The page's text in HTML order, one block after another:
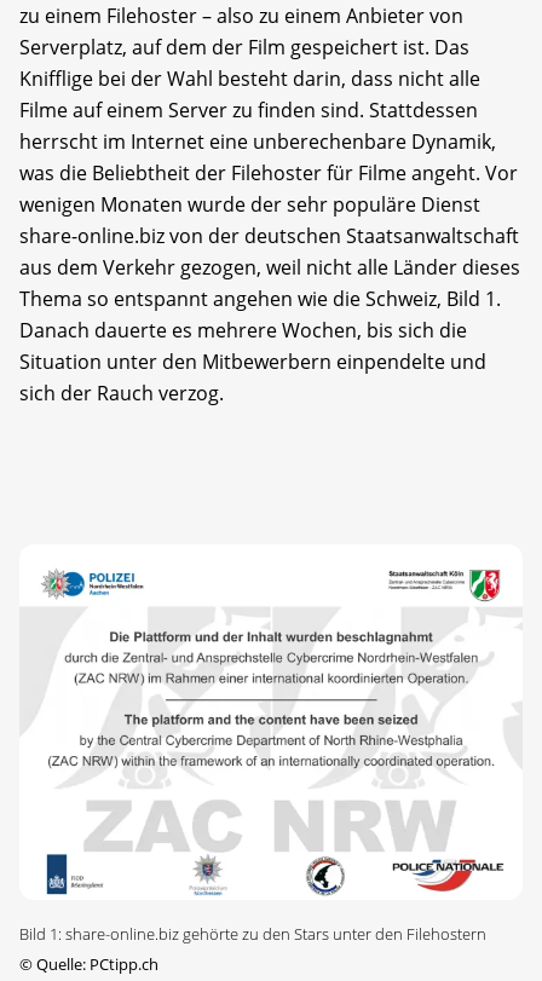
zu einem Filehoster – also zu einem Anbieter von
Serverplatz, auf dem der Film gespeichert ist. Das
Knifflige bei der Wahl besteht darin, dass nicht alle
Filme auf einem Server zu finden sind. Stattdessen
herrscht im Internet eine unberechenbare Dynamik,
was die Beliebtheit der Filehoster für Filme angeht. Vor
wenigen Monaten wurde der sehr populäre Dienst
share-online.biz von der deutschen Staatsanwaltschaft
aus dem Verkehr gezo­gen, weil nicht alle Länder dieses
Thema so entspannt angehen wie die Schweiz, Bild 1.
Danach dauerte es mehrere Wochen, bis sich die
Situation unter den Mitbewerbern ein­pendelte und
sich der Rauch verzog.
Bild 1: share-online.biz gehörte zu den Stars unter den Filehostern
©Quelle: PCtipp.ch